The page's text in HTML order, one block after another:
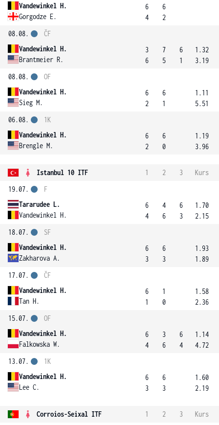
Vandewinkel H.
Gorgodze E.
6
4
6
2
08.08.
Vandewinkel H.
Brantmeier R.
ČF
3
6
7
5
6
1
1.32
3.19
08.08.
Vandewinkel H.
Sieg M.
OF
6
2
6
1
1.11
5.51
06.08.
Vandewinkel H.
Brengle M.
1K
6
2
6
0
1.19
3.96
Istanbul 10 ITF 1 2 3
Kurs
19.07.
Tararudee L.
Vandewinkel H.
F
6
4
4
6
6
3
1.70
2.15
18.07.
Vandewinkel H.
Zakharova A.
SF
6
3
6
3
1.93
1.89
17.07.
Vandewinkel H.
Tan H.
ČF
6
1
1
0
1.58
2.36
15.07.
Vandewinkel H.
Falkowska W.
OF
6
4
3
6
6
4
1.14
4.72
13.07.
Vandewinkel H.
Lee C.
1K
6
3
6
3
1.60
2.19
Corroios-Seixal ITF 1 2 3
Kurs